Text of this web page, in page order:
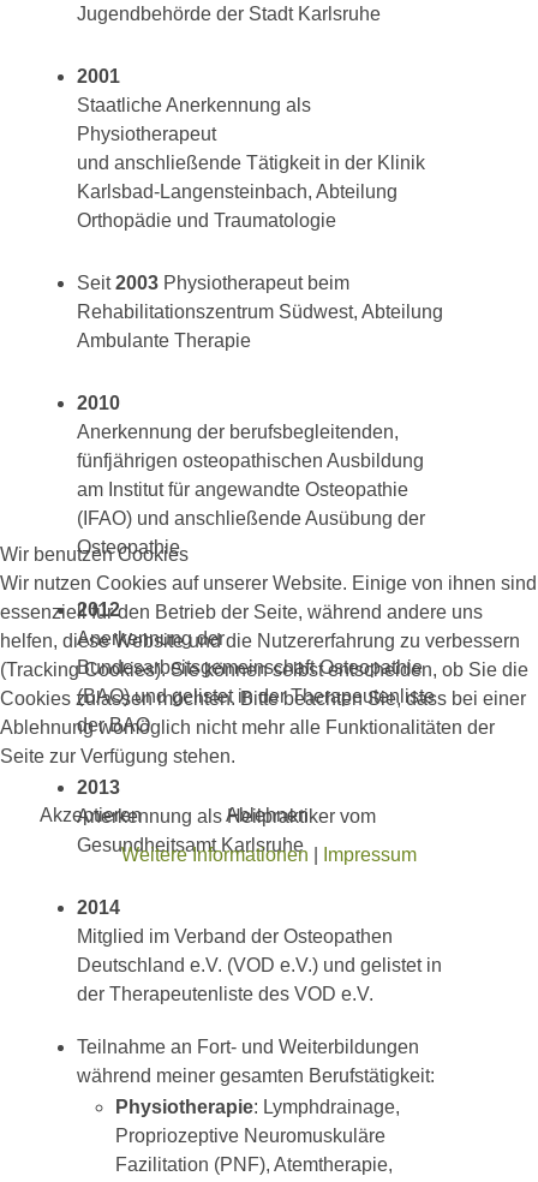
Jugendbehörde der Stadt Karlsruhe
2001
Staatliche Anerkennung als
Physiotherapeut
und anschließende Tätigkeit in der Klinik
Karlsbad-Langensteinbach, Abteilung
Orthopädie und Traumatologie
Seit2003 Physiotherapeut beim
Rehabilitationszentrum Südwest, Abteilung
Ambulante Therapie
2010
Anerkennung der berufsbegleitenden,
fünfjährigen osteopathischen Ausbildung
am Institut für angewandte Osteopathie
(IFAO) und anschließende Ausübung der
Osteopathie
2012
Anerkennung der
Bundesarbeitsgemeinschaft Osteopathie
(BAO) und gelistet in der Therapeutenliste
der BAO
2013
Anerkennung als Heilpraktiker vom
Gesundheitsamt Karlsruhe
2014
Mitglied im Verband der Osteopathen
Deutschland e.V. (VOD e.V.) und gelistet in
der Therapeutenliste des VOD e.V.
Teilnahme an Fort- und Weiterbildungen
während meiner gesamten Berufstätigkeit:
Physiotherapie: Lymphdrainage,
Propriozeptive Neuromuskuläre
Fazilitation (PNF), Atemtherapie,
Wir benutzen Cookies
Wir nutzen Cookies auf unserer Website. Einige von ihnen sind
essenziell für den Betrieb der Seite, während andere uns
helfen, diese Website und die Nutzererfahrung zu verbessern
(Tracking Cookies). Sie können selbst entscheiden, ob Sie die
Cookies zulassen möchten. Bitte beachten Sie, dass bei einer
Ablehnung womöglich nicht mehr alle Funktionalitäten der
Seite zur Verfügung stehen.
Akzeptieren
Ablehnen
Weitere Informationen
Impressum